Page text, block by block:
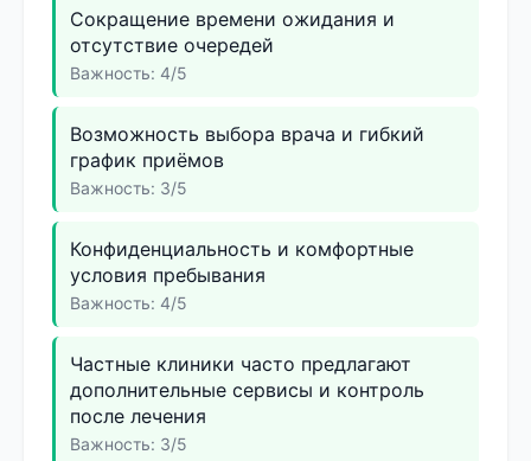
Сокращение времени ожидания и
отсутствие очередей
Важность: 4/5
Возможность выбора врача и гибкий
график приёмов
Важность: 3/5
Конфиденциальность и комфортные
условия пребывания
Важность: 4/5
Частные клиники часто предлагают
дополнительные сервисы и контроль
после лечения
Важность: 3/5